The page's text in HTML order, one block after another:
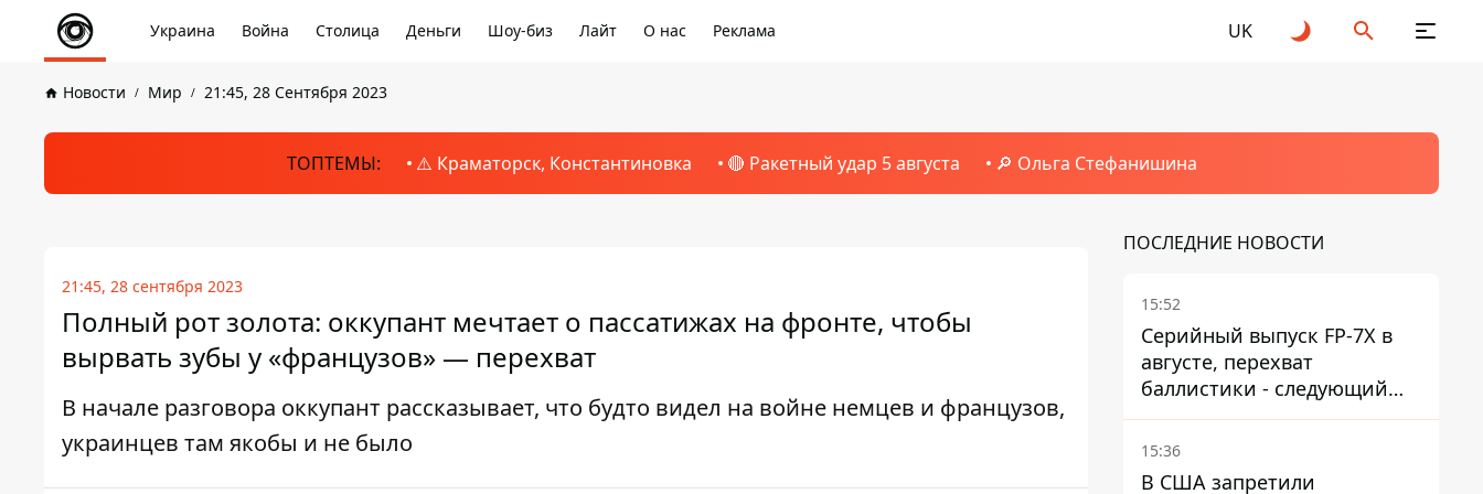
Украина Война Столица Деньги Шоу-биз Лайт О нас Реклама UK
Новости Мир 21:45, 28 Сентября 2023
ТОПТЕМЫ: ⚠️ Краматорск, Константиновка 🔴 Ракетный удар 5 августа 🔎 Ольга Стефанишина
21:45, 28 сентября 2023
Полный рот золота: оккупант мечтает о пассатижах на фронте, чтобы
вырвать зубы у «французов» — перехват
В начале разговора оккупант рассказывает, что будто видел на войне немцев и французов,
украинцев там якобы и не было
ПОСЛЕДНИЕ НОВОСТИ
15:52
Серийный выпуск FP-7X в
августе, перехват
баллистики - следующий
этап - Fire Point
конкретизировало планы
15:36
В США запретили